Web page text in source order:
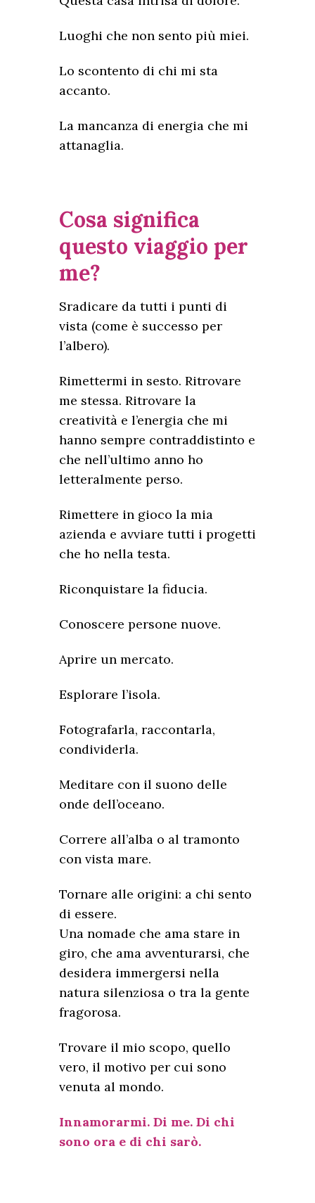
Luoghi che non sento più miei.
Lo scontento di chi mi sta
accanto.
La mancanza di energia che mi
attanaglia.
Cosa significa
questo viaggio per
me?
Sradicare da tutti i punti di
vista (come è successo per
l’albero).
Rimettermi in sesto. Ritrovare
me stessa. Ritrovare la
creatività e l’energia che mi
hanno sempre contraddistinto e
che nell’ultimo anno ho
letteralmente perso.
Rimettere in gioco la mia
azienda e avviare tutti i progetti
che ho nella testa.
Riconquistare la fiducia.
Conoscere persone nuove.
Aprire un mercato.
Esplorare l’isola.
Fotografarla, raccontarla,
condividerla.
Meditare con il suono delle
onde dell’oceano.
Correre all’alba o al tramonto
con vista mare.
Tornare alle origini: a chi sento
di essere.
Una nomade che ama stare in
giro, che ama avventurarsi, che
desidera immergersi nella
natura silenziosa o tra la gente
fragorosa.
Trovare il mio scopo, quello
vero, il motivo per cui sono
venuta al mondo.
Innamorarmi. Di me. Di chi
sono ora e di chi sarò.